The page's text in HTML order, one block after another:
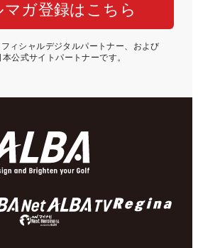
マガ登録はこちら
ィシャルデジタルパートナー、および
本公式サイトパートナーです。